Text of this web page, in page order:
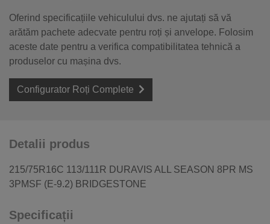
Oferind specificațiile vehiculului dvs. ne ajutați să vă
arătăm pachete adecvate pentru roți și anvelope. Folosim
aceste date pentru a verifica compatibilitatea tehnică a
produselor cu mașina dvs.
Configurator Roți Complete
Detalii produs
215/75R16C 113/111R DURAVIS ALL SEASON 8PR MS
3PMSF (E-9.2) BRIDGESTONE
Specificații